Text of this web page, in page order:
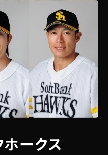
ホークス